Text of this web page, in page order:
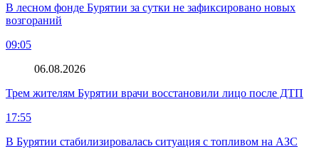
В лесном фонде Бурятии за сутки не зафиксировано новых
возгораний
09:05
06.08.2026
Трем жителям Бурятии врачи восстановили лицо после ДТП
17:55
В Бурятии стабилизировалась ситуация с топливом на АЗС